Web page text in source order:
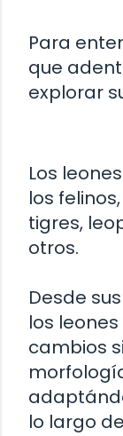
Para
que
explorar
Los
los
tigres,
otros.
Desde
los
cambios
lo largo